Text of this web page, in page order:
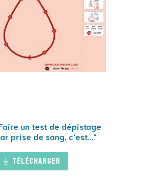
un test de dépistage
prise de sang, c'est..."
Télécharger